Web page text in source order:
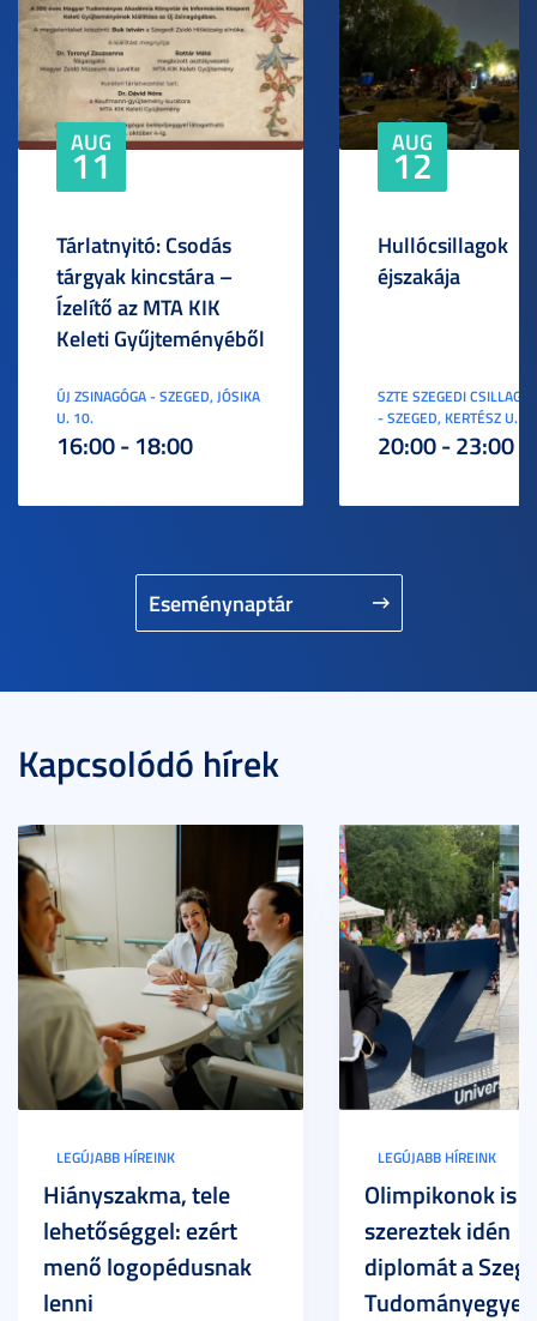
Eseménynaptár
AUG
11
Tárlatnyitó: Csodás
tárgyak kincstára –
Ízelítő az MTA KIK
Keleti Gyűjteményéből
ÚJ ZSINAGÓGA - SZEGED, JÓSIKA
U. 10.
16:00 - 18:00
AUG
12
Hullócsillagok
éjszakája
SZTE SZEGEDI
- SZEGED, KERTÉSZ U. 3.
20:00 - 23:00
Kapcsolódó hírek
LEGÚJABB HÍREINK
Hiányszakma, tele
lehetőséggel: ezért
menő logopédusnak
lenni
LEGÚJABB HÍREINK
Olimpikonok is
szereztek idén
diplomát a